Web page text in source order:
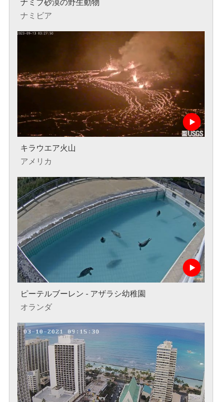
ナミブ砂漠の野生動物
ナミビア
キラウエア火山
アメリカ
ピーテルブーレン - アザラシ幼稚園
オランダ